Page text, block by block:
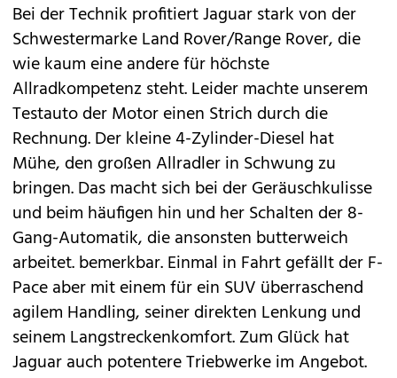
Bei der Technik profitiert Jaguar stark von der
SchwestermarkeLand Rover/Range Rover, die
wie kaum eine andere für höchste
Allradkompetenz steht. Leider machte unserem
Testauto der Motor einen Strich durch die
Rechnung. Der kleine 4-Zylinder-Diesel hat
Mühe, den großen Allradler in Schwung zu
bringen. Das macht sich bei der Geräuschkulisse
und beim häufigen hin und her Schalten der 8-
Gang-Automatik, die ansonsten butterweich
arbeitet. bemerkbar. Einmal in Fahrt gefällt der F-
Pace aber mit einem für ein SUV überraschend
agilem Handling, seiner direkten Lenkung und
seinem Langstreckenkomfort. Zum Glück hat
Jaguar auch potentere Triebwerke im Angebot.